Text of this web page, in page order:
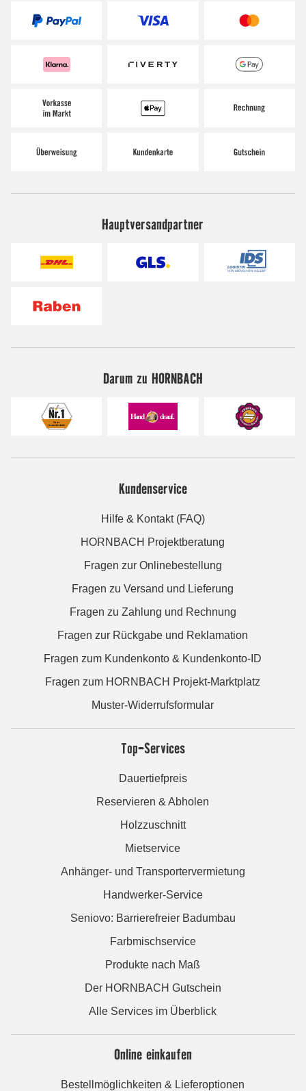
Hauptversandpartner
Darum zu HORNBACH
Kundenservice
Hilfe & Kontakt (FAQ)
HORNBACH Projektberatung
Fragen zur Onlinebestellung
Fragen zu Versand und Lieferung
Fragen zu Zahlung und Rechnung
Fragen zur Rückgabe und Reklamation
Fragen zum Kundenkonto & Kundenkonto-ID
Fragen zum HORNBACH Projekt-Marktplatz
Muster-Widerrufsformular
Top-Services
Dauertiefpreis
Reservieren & Abholen
Holzzuschnitt
Mietservice
Anhänger- und Transportervermietung
Handwerker-Service
Seniovo: Barrierefreier Badumbau
Farbmischservice
Produkte nach Maß
Der HORNBACH Gutschein
Alle Services im Überblick
Online einkaufen
Bestellmöglichkeiten & Lieferoptionen